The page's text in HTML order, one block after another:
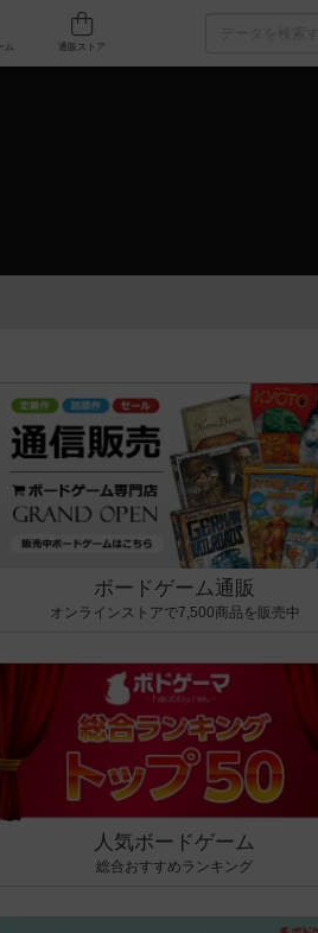
人気ボードゲーム
ボードゲーム通販
オンラインストアで7,500商品を販売中
人気ボードゲーム
総合おすすめランキング